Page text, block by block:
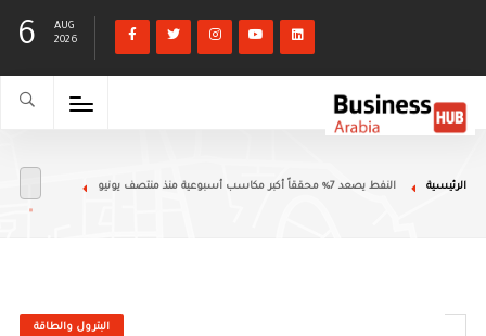
6
AUG
2026
الرئيسية النفط يصعد 7% محققاً أكبر مكاسب أسبوعية منذ منتصف يونيو
البترول والطاقة